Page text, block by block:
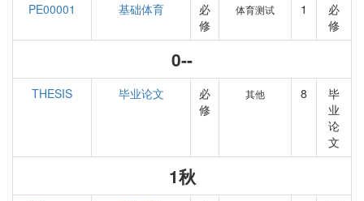
PE00001
基础体育
必
修
体育测试 1
必
修
0--
THESIS 毕业论文
必
修
其他 8
毕
业
论
文
1秋